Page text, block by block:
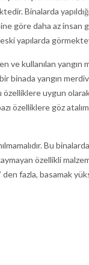
Binalarda
göre daha az insan
yapılarda
ve kullanılan yangın
binada yangın
uygun
özelliklere göz
Bu
özellikli
fazla, basamak